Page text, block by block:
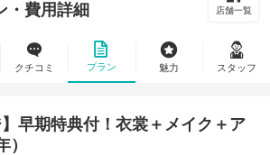
・費用詳細 店舗一覧
クチコミ プラン 魅力 スタッフ
】早期特典付！衣裳＋メイク＋ア